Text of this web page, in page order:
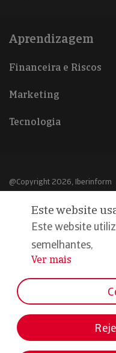
Aprendizagem
Financeira e Riscos
Marketing
Tecnologia
@Copyright 2026, Iberinform
Aviso legal
Política de cookies
Declaração de privacidade
Este website
Este website
semelhantes,
...
Ver mais